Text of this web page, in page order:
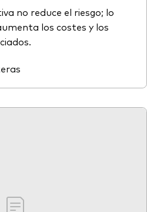
no reduce el riesgo; lo
los costes y los